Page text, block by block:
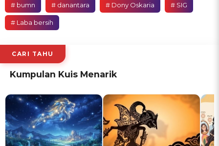
# bumn # danantara # Dony Oskaria # SIG
# Laba bersih
CARI TAHU
Kumpulan Kuis Menarik